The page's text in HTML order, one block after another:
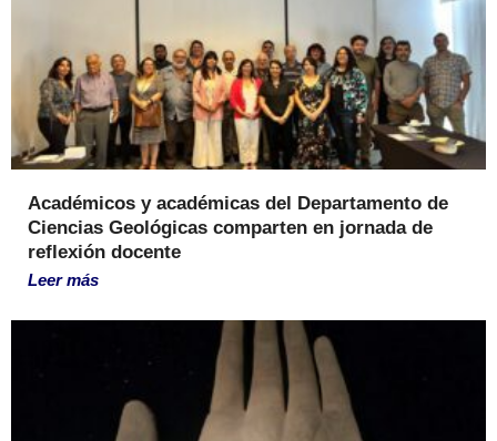
Académicos y académicas del Departamento de
Ciencias Geológicas comparten en jornada de
reflexión docente
Leer más